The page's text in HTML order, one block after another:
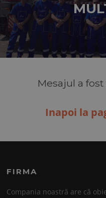
Mesajul a
Inapoi la
FIRMA
Compania noastră are că